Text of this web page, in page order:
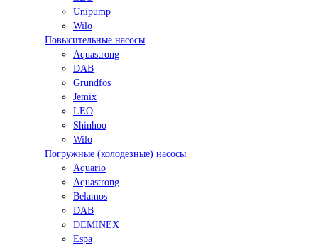
Unipump
Wilo
Повысительные насосы
Aquastrong
DAB
Grundfos
Jemix
LEO
Shinhoo
Wilo
Погружные (колодезные) насосы
Aquario
Aquastrong
Belamos
DAB
DEMINEX
Espa